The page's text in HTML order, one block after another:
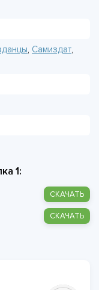
и куда
всё к лучшему
катастрофу?
которого
, Самиздат,
1:
СКАЧАТЬ
СКАЧАТЬ